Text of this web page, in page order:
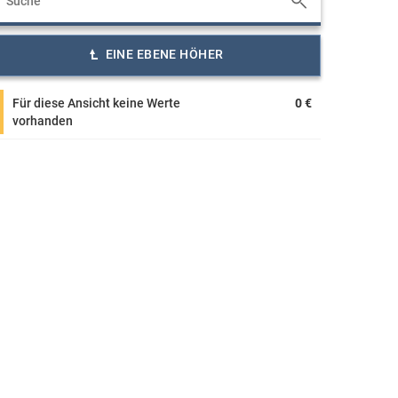
EINE EBENE HÖHER
Für diese Ansicht keine Werte
vorhanden
0 €